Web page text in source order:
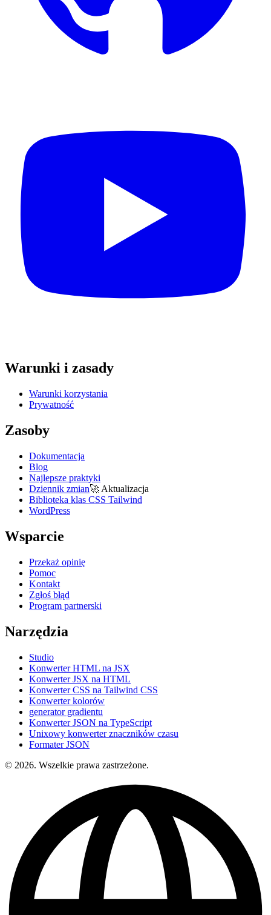
Warunki i zasady
Warunki korzystania
Prywatność
Zasoby
Dokumentacja
Blog
Najlepsze praktyki
Dziennik zmian🚀 Aktualizacja
Biblioteka klas CSS Tailwind
WordPress
Wsparcie
Przekaż opinię
Pomoc
Kontakt
Zgłoś błąd
Program partnerski
Narzędzia
Studio
Konwerter HTML na JSX
Konwerter JSX na HTML
Konwerter CSS na Tailwind CSS
Konwerter kolorów
generator gradientu
Konwerter JSON na TypeScript
Unixowy konwerter znaczników czasu
Formater JSON
© 2026. Wszelkie prawa zastrzeżone.